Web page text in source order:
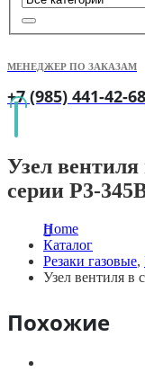
МЕНЕДЖЕР ПО ЗАКАЗАМ
+7 (985) 441-42-68
Узел
серии Р3-
Home
Каталог
Резаки газовые,
Узел вентиля в
Похожие